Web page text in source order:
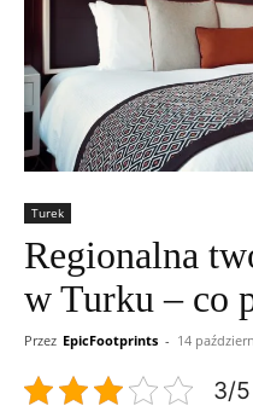
Turek
Regionalna
w Turku – co
Przez EpicFootprints - 14
3/